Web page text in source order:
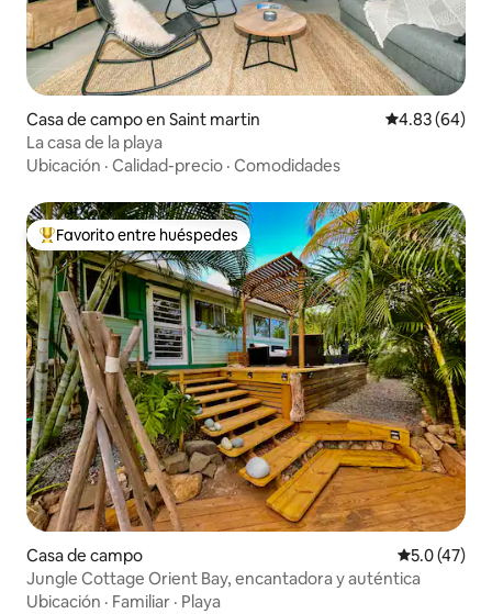
Casa de campo en Saint martin Calificación
4.83 (64)
La casa de la playa
Ubicación · Calidad-precio · Comodidades
Favorito entre huéspedes preferido
Favorito entre huéspedes
Casa de campo Calificación
5.0 (47)
Jungle Cottage Orient Bay, encantadora y auténtica
Ubicación · Familiar · Playa